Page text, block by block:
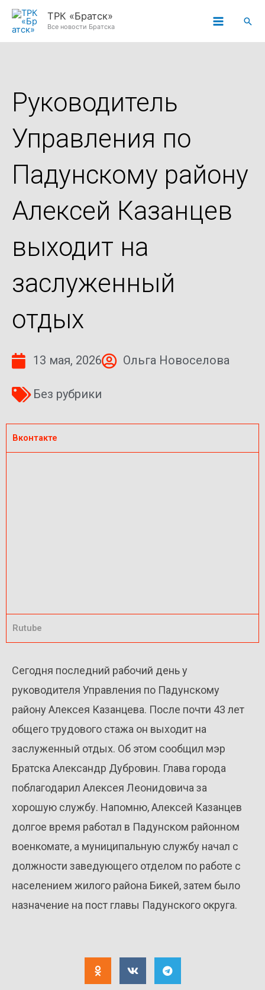
Перейти
ТРК «Братск»
Все новости Братска
Руководитель
Управления по
Падунскому району
Алексей Казанцев
выходит на
заслуженный
отдых
13 мая, 2026 Ольга Новоселова
Без рубрики
Вконтакте
Rutube
Сегодня последний рабочий день у
руководителя Управления по Падунскому
району Алексея Казанцева. После почти 43 лет
общего трудового стажа он выходит на
заслуженный отдых. Об этом сообщил мэр
Братска Александр Дубровин. Глава города
поблагодарил Алексея Леонидовича за
хорошую службу. Напомню, Алексей Казанцев
долгое время работал в Падунском районном
военкомате, а муниципальную службу начал с
должности заведующего отделом по работе с
населением жилого района Бикей, затем было
назначение на пост главы Падунского округа.